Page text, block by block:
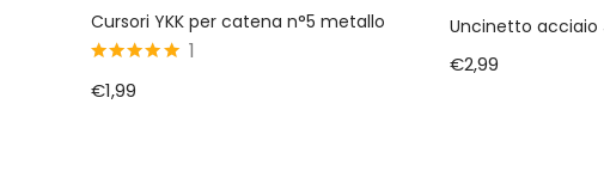
Cursori YKK per catena n°5 metallo
1
€1,99
Uncinetto acciaio
€2,99